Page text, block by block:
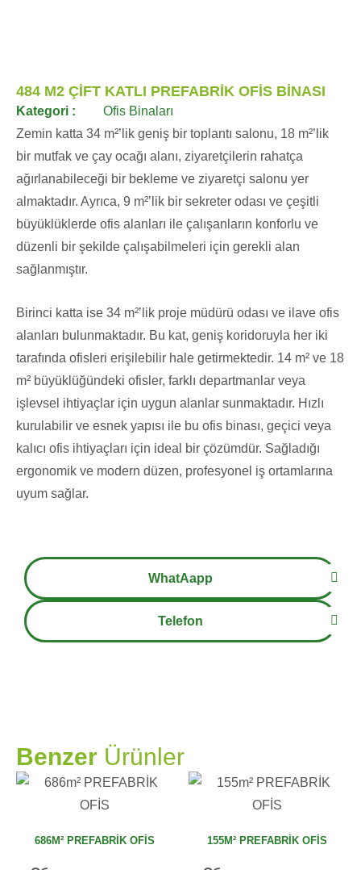
484 M2 ÇİFT KATLI PREFABRİK OFİS BİNASI
Kategori :
Ofis Binaları
Zemin katta 34 m²’lik geniş bir toplantı salonu, 18 m²’lik
bir mutfak ve çay ocağı alanı, ziyaretçilerin rahatça
ağırlanabileceği bir bekleme ve ziyaretçi salonu yer
almaktadır. Ayrıca, 9 m²’lik bir sekreter odası ve çeşitli
büyüklüklerde ofis alanları ile çalışanların konforlu ve
düzenli bir şekilde çalışabilmeleri için gerekli alan
sağlanmıştır.
Birinci katta ise 34 m²’lik proje müdürü odası ve ilave ofis
alanları bulunmaktadır. Bu kat, geniş koridoruyla her iki
tarafında ofisleri erişilebilir hale getirmektedir. 14 m² ve 18
m² büyüklüğündeki ofisler, farklı departmanlar veya
işlevsel ihtiyaçlar için uygun alanlar sunmaktadır. Hızlı
kurulabilir ve esnek yapısı ile bu ofis binası, geçici veya
kalıcı ofis ihtiyaçları için ideal bir çözümdür. Sağladığı
ergonomik ve modern düzen, profesyonel iş ortamlarına
uyum sağlar.
WhatAapp
Telefon
PRAMO
Benzer Ürünler
686M² PREFABRİK OFİS 155M² PREFABRİK OFİS